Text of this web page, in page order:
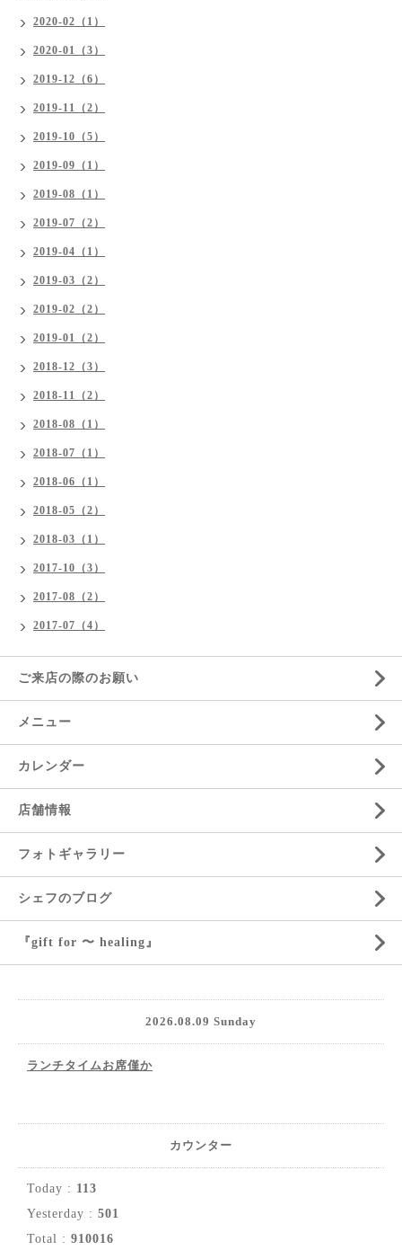
2020-02（1）
2020-01（3）
2019-12（6）
2019-11（2）
2019-10（5）
2019-09（1）
2019-08（1）
2019-07（2）
2019-04（1）
2019-03（2）
2019-02（2）
2019-01（2）
2018-12（3）
2018-11（2）
2018-08（1）
2018-07（1）
2018-06（1）
2018-05（2）
2018-03（1）
2017-10（3）
2017-08（2）
2017-07（4）
ご来店の際のお願い
メニュー
カレンダー
店舗情報
フォトギャラリー
シェフのブログ
『gift for 〜 healing』
2026.08.09 Sunday
ランチタイムお席僅か
カウンター
Today : 113
Yesterday : 501
Total : 910016